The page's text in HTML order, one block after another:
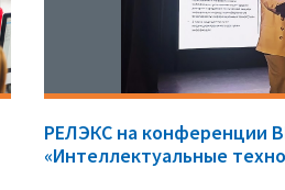
РЕЛЭКС на конференции
«Интеллектуальные